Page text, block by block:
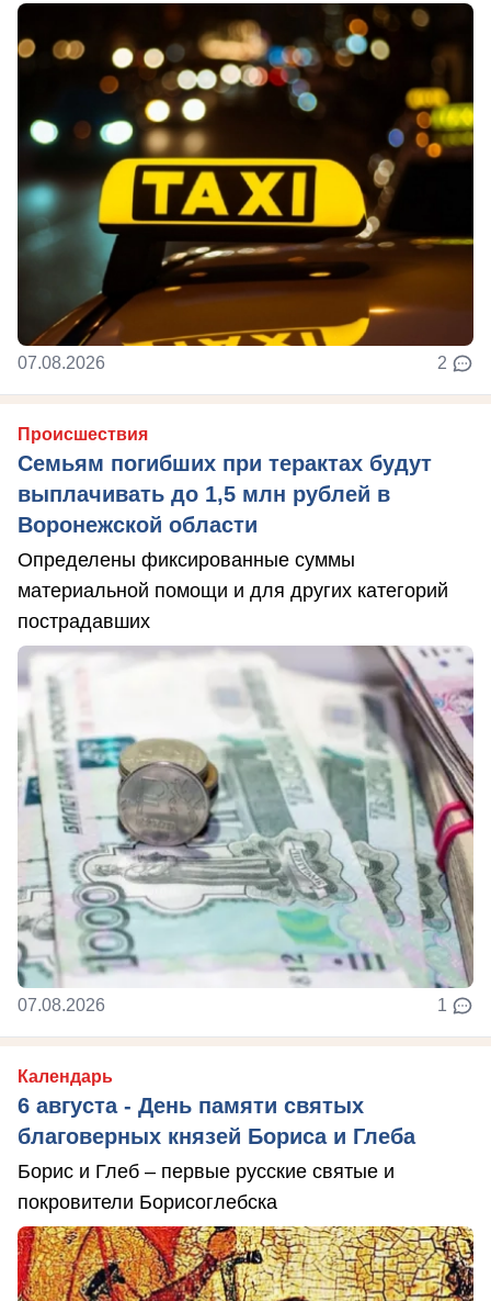
07.08.2026 2
Происшествия
Семьям погибших при терактах будут
выплачивать до 1,5 млн рублей в
Воронежской области
Определены фиксированные суммы
материальной помощи и для других категорий
пострадавших
07.08.2026 1
Календарь
6 августа - День памяти святых
благоверных князей Бориса и Глеба
Борис и Глеб – первые русские святые и
покровители Борисоглебска